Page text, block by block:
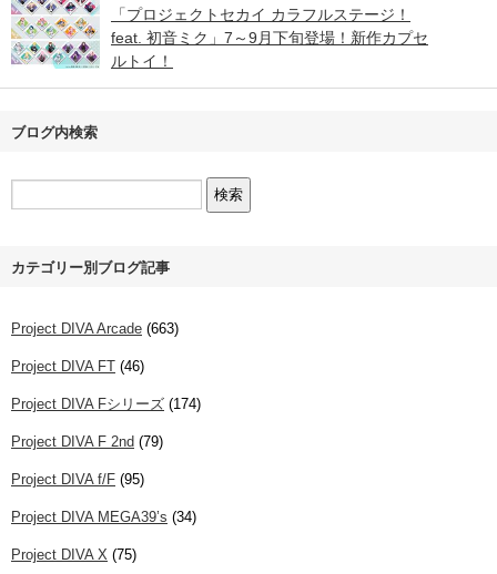
「プロジェクトセカイ カラフルステージ！
feat. 初音ミク」7～9月下旬登場！新作カプセ
ルトイ！
ブログ内検索
カテゴリー別ブログ記事
Project DIVA Arcade (663)
Project DIVA FT (46)
Project DIVA Fシリーズ (174)
Project DIVA F 2nd (79)
Project DIVA f/F (95)
Project DIVA MEGA39’s (34)
Project DIVA X (75)